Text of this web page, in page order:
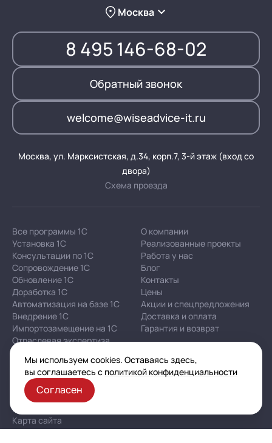
Москва
8 495 146-68-02
Обратный звонок
welcome@wiseadvice-it.ru
Москва, ул. Марксистская, д.34, корп.7, 3-й этаж (вход со
двора)
Схема проезда
Все программы 1С
Установка 1С
Консультации по 1С
Сопровождение 1С
Обновление 1С
Доработка 1С
Автоматизация на базе 1С
Внедрение 1С
Импортозамещение на 1С
Отраслевая экспертиза
О компании
Реализованные проекты
Работа у нас
Блог
Контакты
Цены
Акции и спецпредложения
Доставка и оплата
Гарантия и возврат
Корпоративная политика в отношении персональных
данных
Политика конфиденциальности
Публичная оферта
Карта сайта
Мы используем cookies. Оставаясь здесь,
вы соглашаетесь с политикой конфиденциальности
Согласен